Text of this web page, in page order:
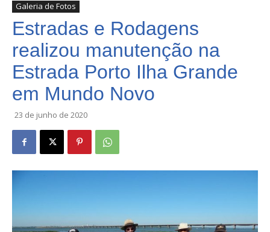
Galeria de Fotos
Estradas e Rodagens
realizou manutenção na
Estrada Porto Ilha Grande
em Mundo Novo
23 de junho de 2020